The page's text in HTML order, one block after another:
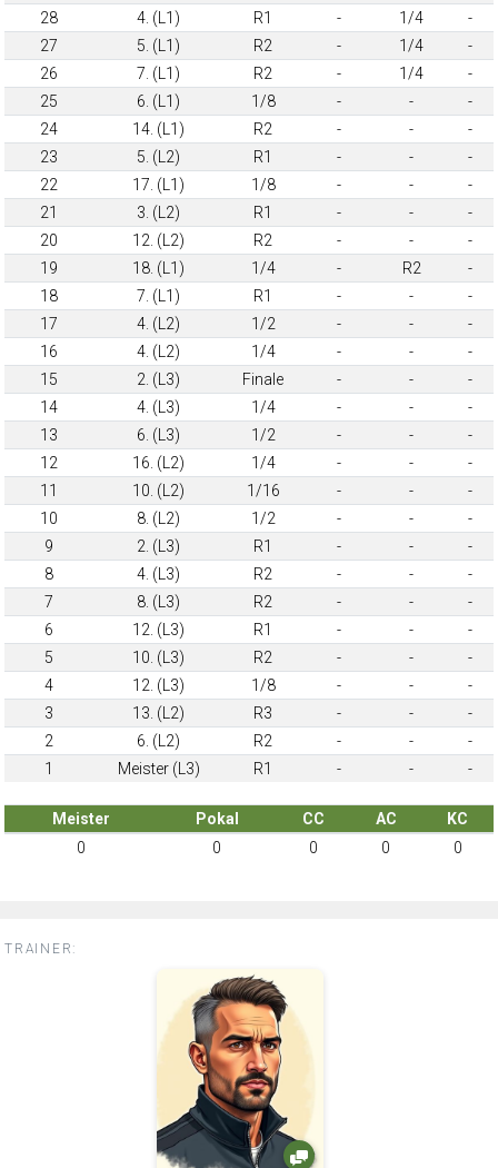
28
4. (L1) R1 - 1/4
-
27
5. (L1) R2 - 1/4
-
26
7. (L1) R2 - 1/4
-
25
6. (L1) 1/8 - -
-
24
14. (L1) R2 - -
-
23
5. (L2) R1 - -
-
22
17. (L1) 1/8 - -
-
21
3. (L2) R1 - -
-
20
12. (L2) R2 - -
-
19
18. (L1) 1/4 - R2
-
18
7. (L1) R1 - -
-
17
4. (L2) 1/2 - -
-
16
4. (L2) 1/4 - -
-
15
2. (L3) Finale - -
-
14
4. (L3) 1/4 - -
-
13
6. (L3) 1/2 - -
-
12
16. (L2) 1/4 - -
-
11
10. (L2) 1/16 - -
-
10
8. (L2) 1/2 - -
-
9
2. (L3) R1 - -
-
8
4. (L3) R2 - -
-
7
8. (L3) R2 - -
-
6
12. (L3) R1 - -
-
5
10. (L3) R2 - -
-
4
12. (L3) 1/8 - -
-
3
13. (L2) R3 - -
-
2
6. (L2) R2 - -
-
1
Meister (L3) R1 - - -
Meister Pokal CC AC
KC
0
0 0 0 0
TRAINER: